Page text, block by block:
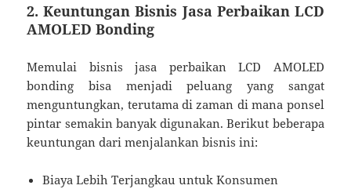
2. Keuntungan Bisnis Jasa Perbaikan LCD
AMOLED Bonding
Memulai bisnis jasa perbaikan LCD AMOLED
bonding bisa menjadi peluang yang sangat
menguntungkan, terutama di zaman di mana ponsel
pintar semakin banyak digunakan. Berikut beberapa
keuntungan dari menjalankan bisnis ini:
Biaya Lebih Terjangkau untuk Konsumen